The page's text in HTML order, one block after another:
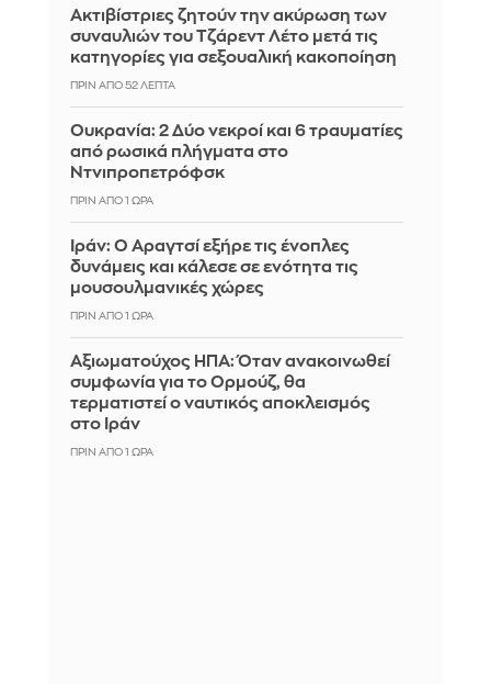
Ακτιβίστριες ζητούν την ακύρωση των
συναυλιών του Τζάρεντ Λέτο μετά τις
κατηγορίες για σεξουαλική κακοποίηση
ΠΡΙΝ ΑΠΌ 52 ΛΕΠΤΆ
Ουκρανία: 2 Δύο νεκροί και 6 τραυματίες
από ρωσικά πλήγματα στο
Ντνιπροπετρόφσκ
ΠΡΙΝ ΑΠΌ 1 ΏΡΑ
Ιράν: Ο Αραγτσί εξήρε τις ένοπλες
δυνάμεις και κάλεσε σε ενότητα τις
μουσουλμανικές χώρες
ΠΡΙΝ ΑΠΌ 1 ΏΡΑ
Αξιωματούχος ΗΠΑ: Όταν ανακοινωθεί
συμφωνία για το Ορμούζ, θα
τερματιστεί ο ναυτικός αποκλεισμός
στο Ιράν
ΠΡΙΝ ΑΠΌ 1 ΏΡΑ